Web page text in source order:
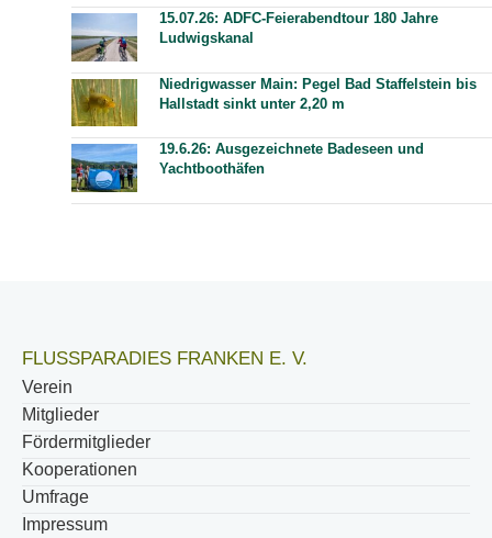
15.07.26: ADFC-Feierabendtour 180 Jahre
Ludwigskanal
Niedrigwasser Main: Pegel Bad Staffelstein bis
Hallstadt sinkt unter 2,20 m
19.6.26: Ausgezeichnete Badeseen und
Yachtboothäfen
FLUSSPARADIES FRANKEN E. V.
Verein
Mitglieder
Fördermitglieder
Kooperationen
Umfrage
Impressum